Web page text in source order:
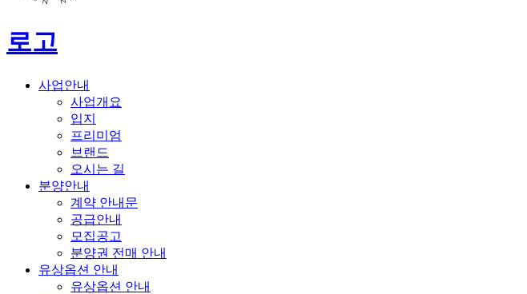
로고
사업안내
사업개요
입지
프리미엄
브랜드
오시는 길
분양안내
계약 안내문
공급안내
모집공고
분양권 전매 안내
유상옵션 안내
유상옵션 안내